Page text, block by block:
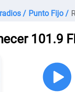
/ Punto Fijo /
101.9